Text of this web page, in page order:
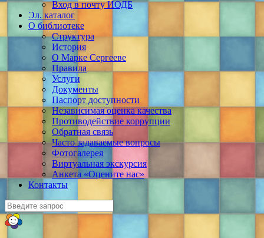
Вход в почту ИОДБ
Эл. каталог
О библиотеке
Структура
История
О Марке Сергееве
Правила
Услуги
Документы
Паспорт доступности
Независимая оценка качества
Противодействие коррупции
Обратная связь
Часто задаваемые вопросы
Фотогалерея
Виртуальная экскурсия
Анкета «Оцените нас»
Контакты